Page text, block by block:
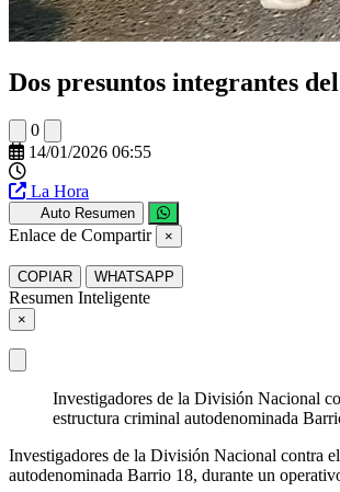
Dos presuntos integrantes
0
14/01/2026 06:55
La Hora
Auto Resumen
Enlace de Compartir ×
COPIAR WHATSAPP
Resumen Inteligente
×
Investigadores de la División Nacional
estructura criminal autodenominada
Investigadores de la División Nacional contra
autodenominada Barrio 18, durante un